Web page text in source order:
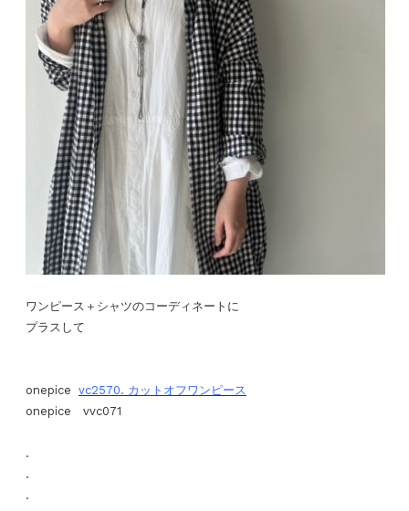
ワンピース＋シャツのコーディネートに
プラスして
onepice vc2570. カットオフワンピース
onepice vvc071
.
.
.